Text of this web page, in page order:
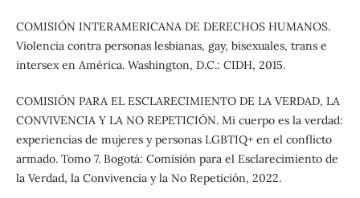
COMISIÓN INTERAMERICANA DE DERECHOS HUMANOS.
Violencia contra personas lesbianas, gay, bisexuales, trans e
intersex en América. Washington, D.C.: CIDH, 2015.
COMISIÓN PARA EL ESCLARECIMIENTO DE LA VERDAD, LA
CONVIVENCIA Y LA NO REPETICIÓN. Mi cuerpo es la verdad:
experiencias de mujeres y personas LGBTIQ+ en el conflicto
armado. Tomo 7. Bogotá: Comisión para el Esclarecimiento de
la Verdad, la Convivencia y la No Repetición, 2022.